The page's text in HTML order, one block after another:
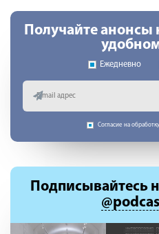
Получайте анонсы
Ежедневно
Согласие на
Подписывайтесь